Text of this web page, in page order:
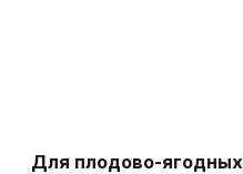
Для плодово-ягодных